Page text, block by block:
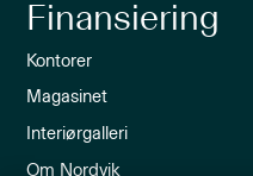
Finansiering
Kontorer
Magasinet
Interiørgalleri
Om Nordvik